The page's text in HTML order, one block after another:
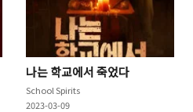
나는 학교에서 죽었다
School Spirits
2023-03-09